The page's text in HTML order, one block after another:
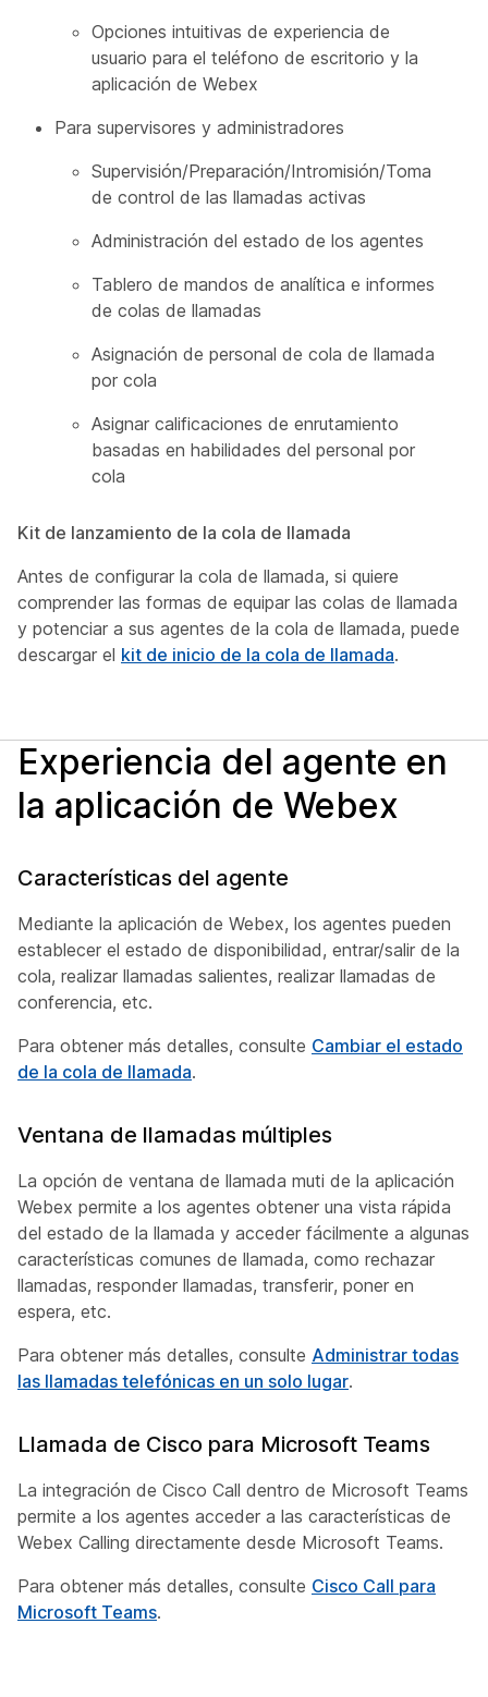
Opciones intuitivas de experiencia de
usuario para el teléfono de escritorio y la
aplicación de Webex
Para supervisores y administradores
Supervisión/Preparación/Intromisión/Toma
de control de las llamadas activas
Administración del estado de los agentes
Tablero de mandos de analítica e informes
de colas de llamadas
Asignación de personal de cola de llamada
por cola
Asignar calificaciones de enrutamiento
basadas en habilidades del personal por
cola
Kit de lanzamiento de la cola de llamada
Antes de configurar la cola de llamada, si quiere
comprender las formas de equipar las colas de llamada
y potenciar a sus agentes de la cola de llamada, puede
descargar el kit de inicio de la cola de llamada.
Experiencia del agente en
la aplicación de Webex
Características del agente
Mediante la aplicación de Webex, los agentes pueden
establecer el estado de disponibilidad, entrar/salir de la
cola, realizar llamadas salientes, realizar llamadas de
conferencia, etc.
Para obtener más detalles, consulte Cambiar el estado
de la cola de llamada.
Ventana de llamadas múltiples
La opción de ventana de llamada muti de la aplicación
Webex permite a los agentes obtener una vista rápida
del estado de la llamada y acceder fácilmente a algunas
características comunes de llamada, como rechazar
llamadas, responder llamadas, transferir, poner en
espera, etc.
Para obtener más detalles, consulte Administrar todas
las llamadas telefónicas en un solo lugar.
Llamada de Cisco para Microsoft Teams
La integración de Cisco Call dentro de Microsoft Teams
permite a los agentes acceder a las características de
Webex Calling directamente desde Microsoft Teams.
Para obtener más detalles, consulte Cisco Call para
Microsoft Teams.